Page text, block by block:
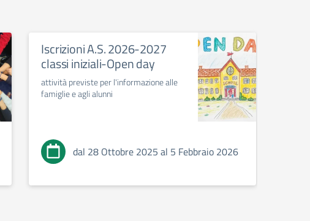
Iscrizioni A.S. 2026-2027
classi iniziali-Open day
attività previste per l'informazione alle
famiglie e agli alunni
dal 28 Ottobre 2025 al 5 Febbraio 2026